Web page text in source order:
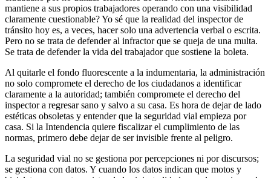
mantiene a sus propios trabajadores operando con una visibilidad
claramente cuestionable? Yo sé que la realidad del inspector de
tránsito hoy es, a veces, hacer solo una advertencia verbal o escrita.
Pero no se trata de defender al infractor que se queja de una multa.
Se trata de defender la vida del trabajador que sostiene la boleta.
Al quitarle el fondo fluorescente a la indumentaria, la administración
no solo compromete el derecho de los ciudadanos a identificar
claramente a la autoridad; también compromete el derecho del
inspector a regresar sano y salvo a su casa. Es hora de dejar de lado
estéticas obsoletas y entender que la seguridad vial empieza por
casa. Si la Intendencia quiere fiscalizar el cumplimiento de las
normas, primero debe dejar de ser invisible frente al peligro.
La seguridad vial no se gestiona por percepciones ni por discursos;
se gestiona con datos. Y cuando los datos indican que motos y